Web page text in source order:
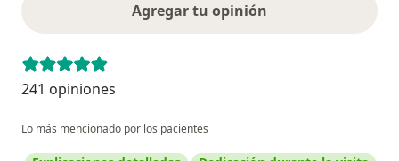
Agregar tu opinión
241 opiniones
Lo más mencionado por los pacientes